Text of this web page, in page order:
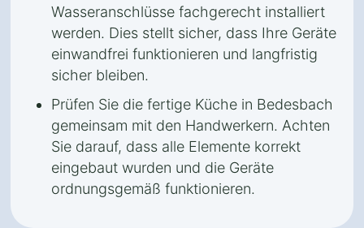
Wasseranschlüsse fachgerecht installiert
werden. Dies stellt sicher, dass Ihre Geräte
einwandfrei funktionieren und langfristig
sicher bleiben.
Prüfen Sie die fertige Küche in Bedesbach
gemeinsam mit den Handwerkern. Achten
Sie darauf, dass alle Elemente korrekt
eingebaut wurden und die Geräte
ordnungsgemäß funktionieren.